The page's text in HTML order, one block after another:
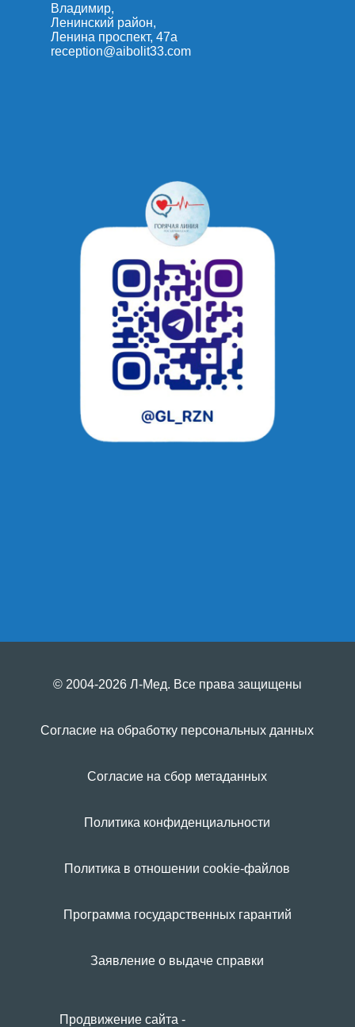
Владимир,
Ленинский район,
Ленина проспект, 47а
reception@aibolit33.com
© 2004-2026 Л-Мед. Все права защищены
Согласие на обработку персональных данных
Согласие на сбор метаданных
Политика конфиденциальности
Политика в отношении cookie-файлов
Программа государственных гарантий
Заявление о выдаче справки
Продвижение сайта -